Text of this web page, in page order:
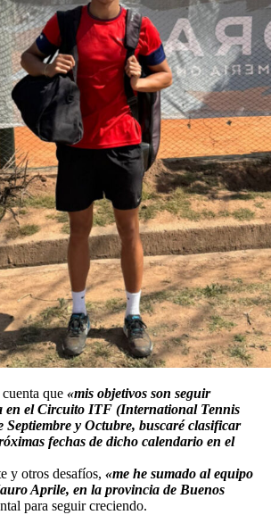
que «mis objetivos son seguir
en el Circuito ITF (International Tennis
y Octubre, buscaré clasificar
fechas de dicho calendario en el
y otros desafíos, «me he sumado al equipo
Aprile, en la provincia de Buenos
para seguir creciendo.